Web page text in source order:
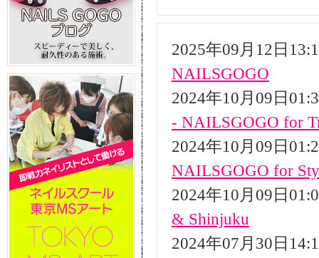
2025年09月12日
NAILSGOGO
2024年10月09日
- NAILSGOGO for
2024年10月09日
NAILSGOGO for
2024年10月09日
& Shinjuku
2024年07月30日